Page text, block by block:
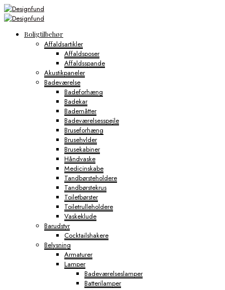
Boligtilbehør
Affaldsartikler
Affaldsposer
Affaldsspande
Akustikpaneler
Badeværelse
Badeforhæng
Badekar
Bademåtter
Badeværelsesspejle
Bruseforhæng
Brusehylder
Brusekabiner
Håndvaske
Medicinskabe
Tandbørsteholdere
Tandbørstekrus
Toiletbørster
Toiletrulleholdere
Vaskeklude
Barudstyr
Cocktailshakere
Belysning
Armaturer
Lamper
Badeværelseslamper
Batterilamper